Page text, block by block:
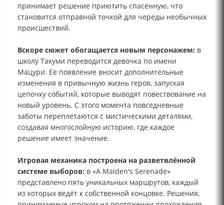
принимает решение приютить спасённую, что
становится отправной точкой для череды необычных
происшествий.
Вскоре сюжет обогащается новым персонажем: в
школу Такуми переводится девочка по имени
Мацури. Её появление вносит дополнительные
изменения в привычную жизнь героя, запуская
цепочку событий, которые выводят повествование на
новый уровень. С этого момента повседневные
заботы переплетаются с мистическими деталями,
создавая многослойную историю, где каждое
решение имеет значение.
Игровая механика построена на разветвлённой
системе выборов: в «A Maiden's Serenade»
представлено пять уникальных маршрутов, каждый
из которых ведёт к собственной концовке. Решения,